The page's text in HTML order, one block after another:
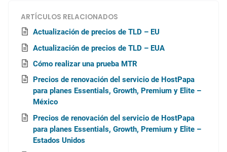
ARTÍCULOS RELACIONADOS
Actualización de precios de TLD – EU
Actualización de precios de TLD – EUA
Cómo realizar una prueba MTR
Precios de renovación del servicio de HostPapa
para planes Essentials, Growth, Premium y Elite –
México
Precios de renovación del servicio de HostPapa
para planes Essentials, Growth, Premium y Elite –
Estados Unidos